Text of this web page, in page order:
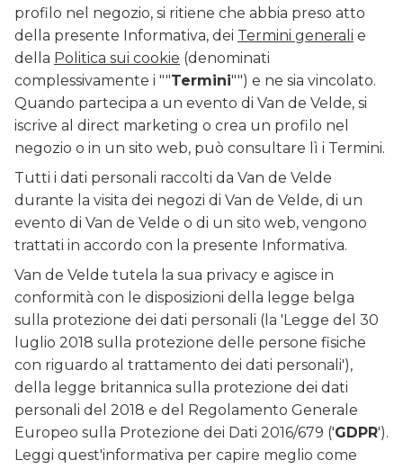
profilo nel negozio, si ritiene che abbia preso atto
della presente Informativa, dei Termini generali e
della Politica sui cookie (denominati
complessivamente i ""Termini"") e ne sia vincolato.
Quando partecipa a un evento di Van de Velde, si
iscrive al direct marketing o crea un profilo nel
negozio o in un sito web, può consultare lì i Termini.
Tutti i dati personali raccolti da Van de Velde
durante la visita dei negozi di Van de Velde, di un
evento di Van de Velde o di un sito web, vengono
trattati in accordo con la presente Informativa.
Van de Velde tutela la sua privacy e agisce in
conformità con le disposizioni della legge belga
sulla protezione dei dati personali (la 'Legge del 30
luglio 2018 sulla protezione delle persone fisiche
con riguardo al trattamento dei dati personali'),
della legge britannica sulla protezione dei dati
personali del 2018 e del Regolamento Generale
Europeo sulla Protezione dei Dati 2016/679 ('GDPR').
Leggi quest'informativa per capire meglio come